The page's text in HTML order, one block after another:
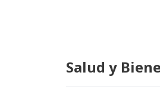
Salud y